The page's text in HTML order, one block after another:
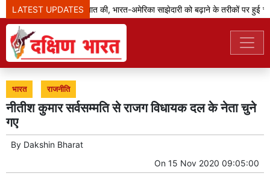
LATEST UPDATES
जेडी वेंस ने मोदी से बात की, भारत-अमेरिका साझेदारी को बढ़ाने के तरीकों पर हुई चर्चा
भारत राजनीति
नीतीश कुमार सर्वसम्मति से राजग विधायक दल के नेता चुने
गए
By Dakshin Bharat
On 15 Nov 2020 09:05:00